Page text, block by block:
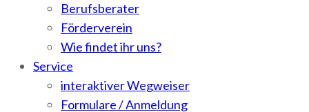
Berufsberater
Förderverein
Wie findet ihr uns?
Service
interaktiver Wegweiser
Formulare / Anmeldung